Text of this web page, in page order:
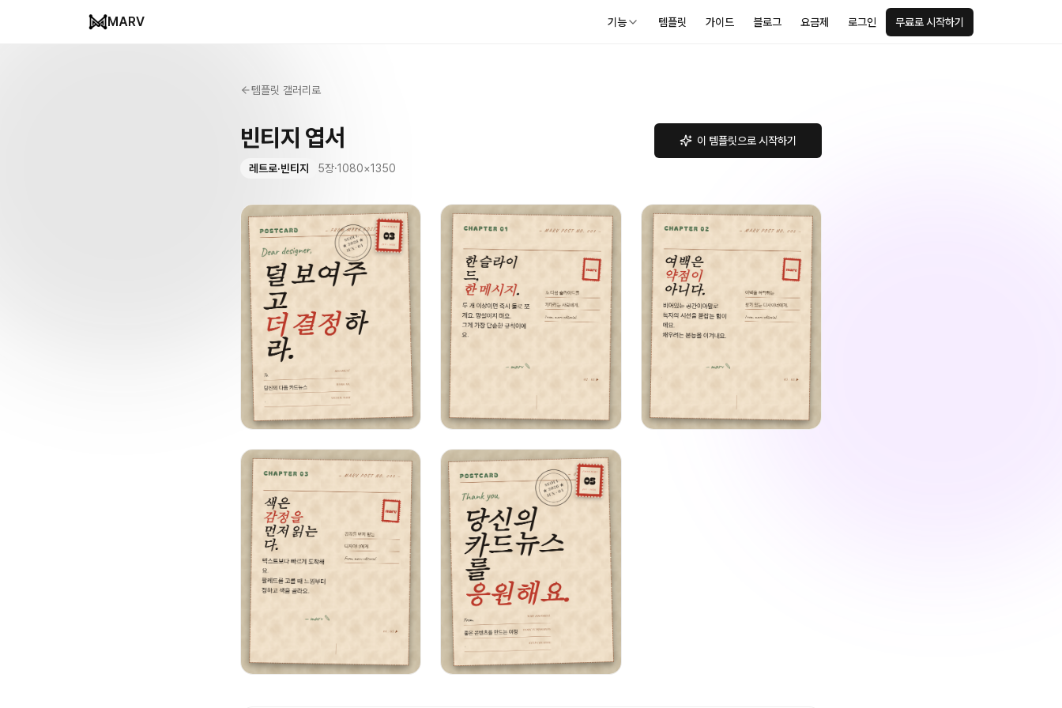
MARV 기능 템플릿 가이드 블로그 요금제 로그인 무료로 시작하기
템플릿 갤러리로
빈티지 엽서
레트로·빈티지 5장·1080×1350
이 템플릿으로 시작하기